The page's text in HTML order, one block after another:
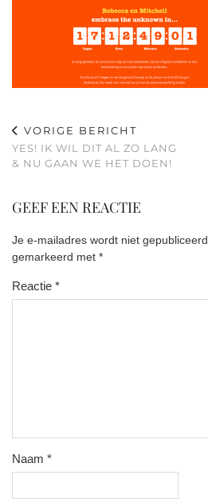
VORIGE BERICHT
YES! IK WIL DIT AL ZO LANG
& NU GAAN WE HET DOEN!
GEEF EEN REACTIE
Je e-mailadres wordt niet gepubliceerd.
gemarkeerd met *
Reactie *
Naam *